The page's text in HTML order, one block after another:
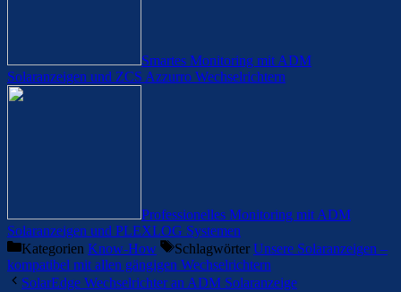
Smartes Monitoring mit ADM
Solaranzeigen und ZCS Azzurro Wechselrichtern
Professionelles Monitoring mit ADM
Solaranzeigen und PLEXLOG Systemen
Kategorien Know-How Schlagwörter Unsere Solaranzeigen –
kompatibel mit allen gängigen Wechselrichtern
SolarEdge Wechselrichter an ADM Solaranzeige